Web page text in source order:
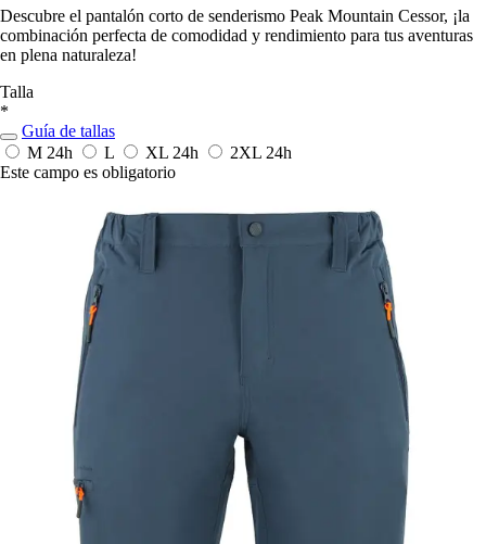
Descubre el pantalón corto de senderismo Peak Mountain Cessor, ¡la
combinación perfecta de comodidad y rendimiento para tus aventuras
en plena naturaleza!
Talla
*
Guía de tallas
M 24h L XL 24h 2XL 24h
Este campo es obligatorio